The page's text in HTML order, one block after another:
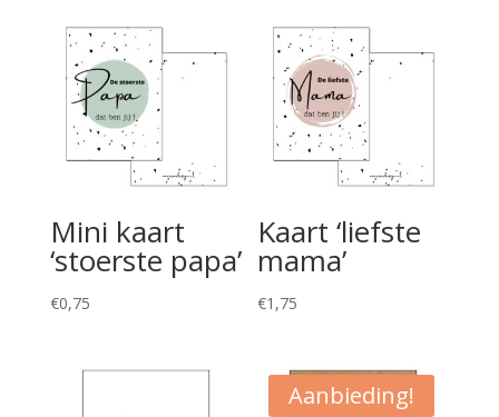
Mini kaart
‘stoerste papa’
€0,75
Kaart ‘liefste
mama’
€1,75
Aanbieding!